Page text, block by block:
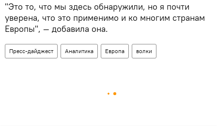
"Это то, что мы здесь обнаружили, но я почти
уверена, что это применимо и ко многим странам
Европы", — добавила она.
Пресс-дайджест Аналитика Европа волки